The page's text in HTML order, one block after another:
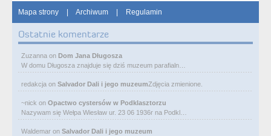
Mapa strony | Archiwum | Regulamin
Ostatnie komentarze
Zuzanna on Dom Jana Długosza
W domu Długosza znajduje się dziś muzeum parafialn…
redakcja on Salvador Dali i jego muzeumZdjęcia zmienione.
~nick on Opactwo cystersów w Podklasztorzu
Nazywam się Wełpa Wiesław ur. 23 06 1936r na Podkl…
Waldemar on Salvador Dali i jego muzeum